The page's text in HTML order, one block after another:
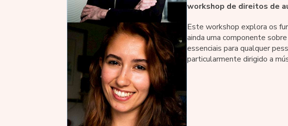
workshop de direitos de
Este workshop explora os
ainda uma componente
essenciais para qualquer
particularmente dirigido a